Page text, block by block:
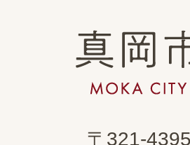
真
岡
市
〒321-